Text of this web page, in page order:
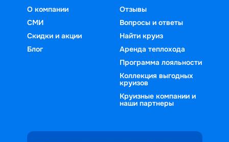
О компании
СМИ
Скидки и акции
Блог
Отзывы
Вопросы и ответы
Найти круиз
Аренда теплохода
Программа лояльности
Коллекция выгодных
круизов
Круизные компании и
наши партнеры